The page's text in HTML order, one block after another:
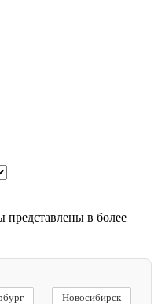
представлены в более
Новосибирск